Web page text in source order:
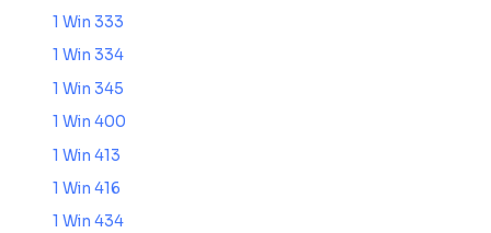
1 Win 333
1 Win 334
1 Win 345
1 Win 400
1 Win 413
1 Win 416
1 Win 434